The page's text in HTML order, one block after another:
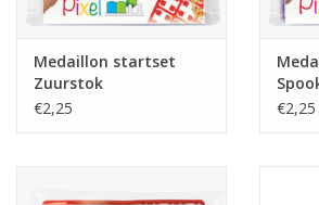
Medaillon startset
Zuurstok
€2,25
€2,25